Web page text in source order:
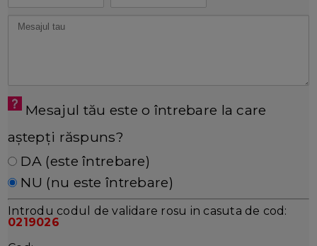
Mesajul tău este o întrebare la care
aștepți răspuns?
DA (este întrebare)
NU (nu este întrebare)
Introdu codul de validare rosu in casuta de cod:
0219026